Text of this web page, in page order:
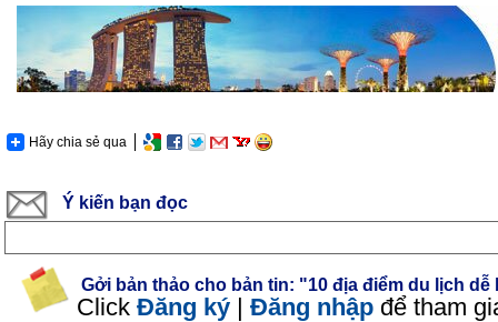
Hãy chia sẻ qua
Ý kiến bạn đọc
Gởi bản thảo cho bản tin: "10 địa điểm du lịch dễ
Click Đăng ký | Đăng nhập để tham